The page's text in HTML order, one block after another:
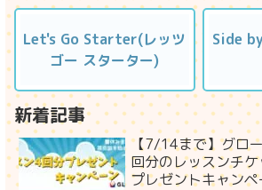
Let's Go Starter(レッツ
ゴー スターター)
Side
新着記事
【7/14まで】グロ
回分のレッスンチ
プレゼントキャン